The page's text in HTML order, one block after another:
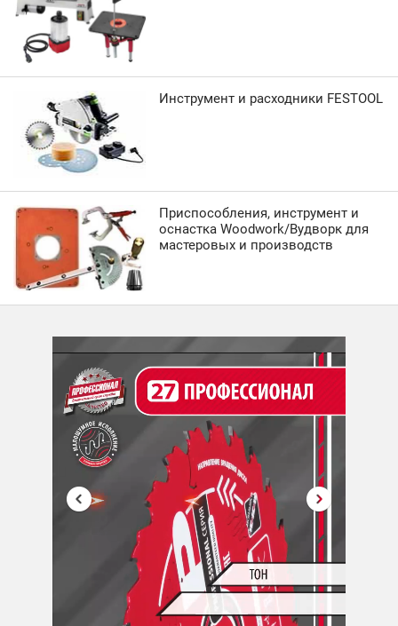
Инструмент и расходники FESTOOL
Приспособления, инструмент и
оснастка Woodwork/Вудворк для
мастеровых и производств